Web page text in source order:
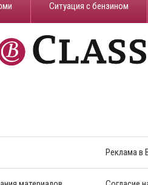
​Ситуация с бензином
Реклама в